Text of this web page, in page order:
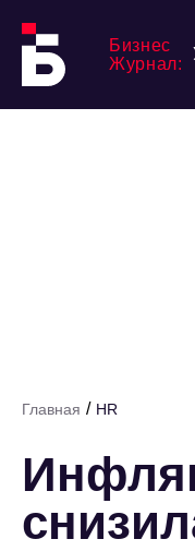
Бизнес
Журнал:
Главная / HR